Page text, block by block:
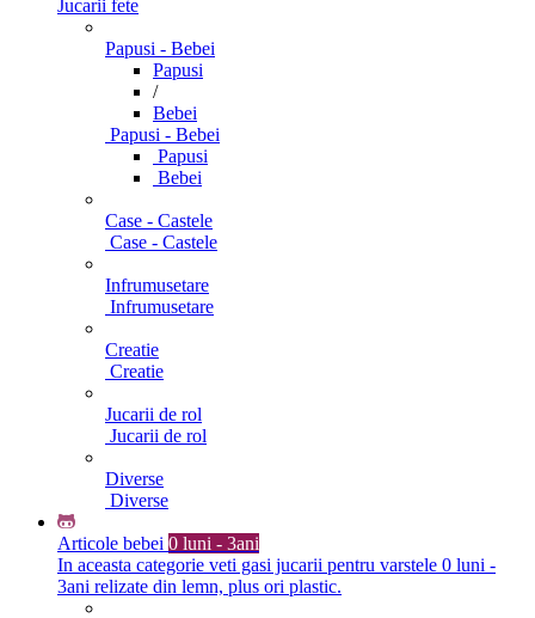
Jucarii fete
Papusi - Bebei
Papusi
/
Bebei
Papusi - Bebei
Papusi
Bebei
Case - Castele
Case - Castele
Infrumusetare
Infrumusetare
Creatie
Creatie
Jucarii de rol
Jucarii de rol
Diverse
Diverse
Articole bebei 0 luni - 3ani
In aceasta categorie veti gasi jucarii pentru varstele 0 luni -
3ani relizate din lemn, plus ori plastic.